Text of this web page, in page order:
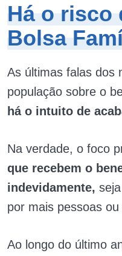
Há o risco
Bolsa
As últimas falas dos
população sobre o
há o intuito de
Na verdade, o foco
que recebem o
indevidamente,
por mais pessoas
Ao longo do último